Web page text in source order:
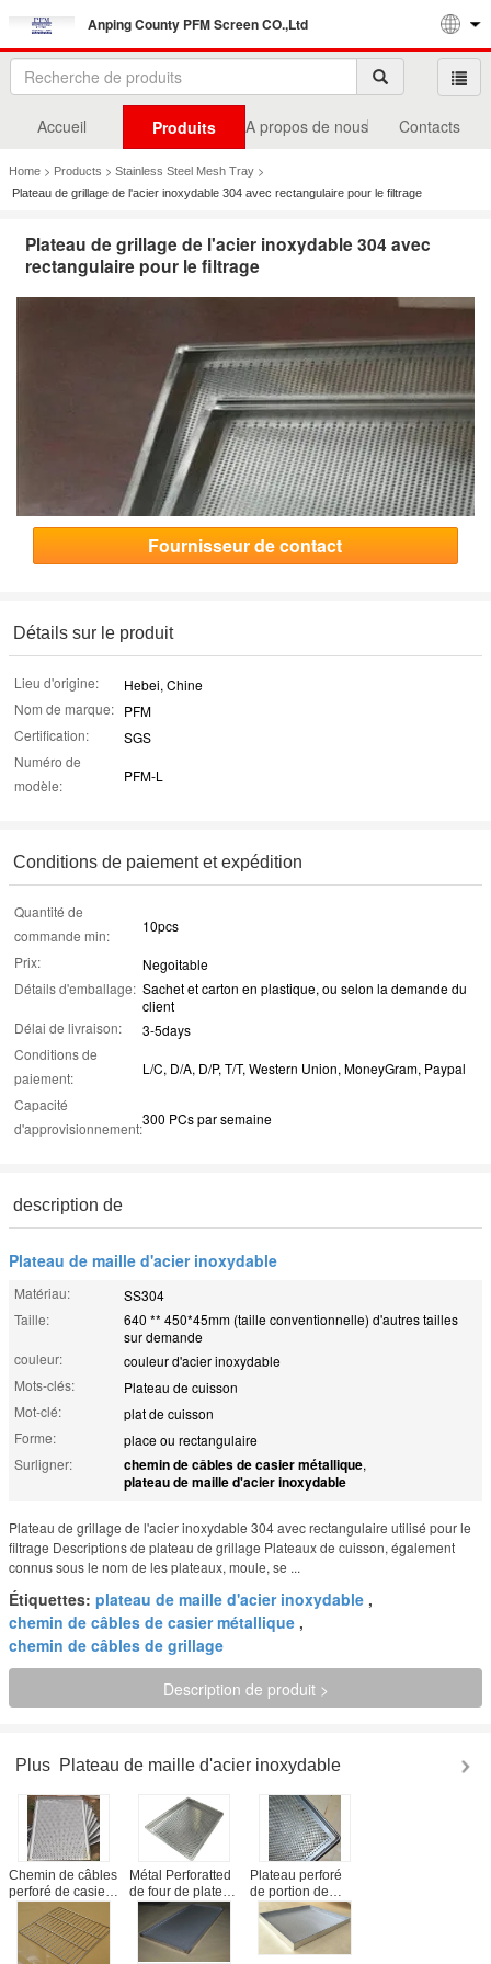
Anping County PFM Screen CO.,Ltd
Accueil Produits A propos de nous Contacts
Home > Products > Stainless Steel Mesh Tray >
Plateau de grillage de l'acier inoxydable 304 avec rectangulaire pour le filtrage
Plateau de grillage de l'acier inoxydable 304 avec
rectangulaire pour le filtrage
Fournisseur de contact
Détails sur le produit
Lieu d'origine:
Hebei, Chine
Nom de marque: PFM
Certification:
SGS
Numéro de
modèle:
PFM-L
Conditions de paiement et expédition
Quantité de
commande min:
10pcs
Prix:
Negoitable
Détails d'emballage: Sachet et carton en plastique, ou selon la demande du
client
Délai de livraison:
3-5days
Conditions de
paiement:
L/C, D/A, D/P, T/T, Western Union, MoneyGram, Paypal
Capacité
d'approvisionnement:
300 PCs par semaine
description de
Plateau de maille d'acier inoxydable
Matériau:
SS304
Taille:
640 ** 450*45mm (taille conventionnelle) d'autres tailles
sur demande
couleur:
couleur d'acier inoxydable
Mots-clés:
Plateau de cuisson
Mot-clé:
plat de cuisson
Forme:
place ou rectangulaire
Surligner:
chemin de câbles de casier métallique,
plateau de maille d'acier inoxydable
Plateau de grillage de l'acier inoxydable 304 avec rectangulaire utilisé pour le
filtrage Descriptions de plateau de grillage Plateaux de cuisson, également
connus sous le nom de les plateaux, moule, se ...
Étiquettes: plateau de maille d'acier inoxydable ,
chemin de câbles de casier métallique ,
chemin de câbles de grillage
Description de produit >
Plus Plateau de maille d'acier inoxydable
Chemin de câbles
perforé de casier
métallique en
métal, plaque de
cuisson d'acier
inoxydable pour
Métal Perforatted
de four de plateau
de maille de
l'acier inoxydable
316 faisant
l'épaisseur cuire
Plateau perforé
de portion de
cuisson en métal
pour le four,
plateau de
nourriture d'acier